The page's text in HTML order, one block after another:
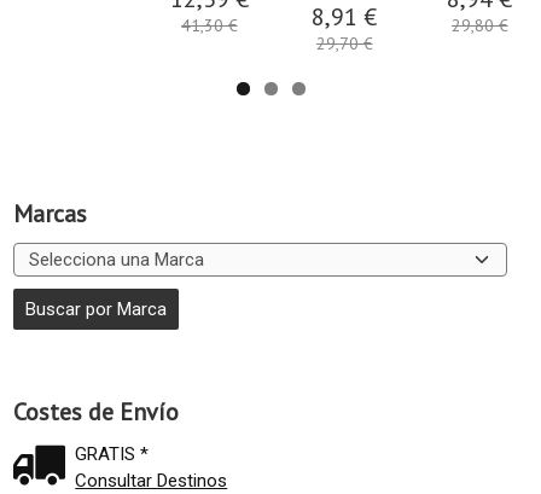
Marcas
Costes de Envío
GRATIS *
Consultar Destinos
41,30 € 8,91 €
29,70 €
29,80 €